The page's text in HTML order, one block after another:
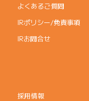
よくあるご質問
IRポリシー/免責事項
IRお問合せ
採用情報